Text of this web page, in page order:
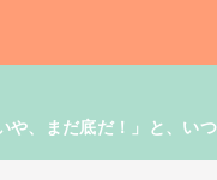
、まだ底だ！」と、い